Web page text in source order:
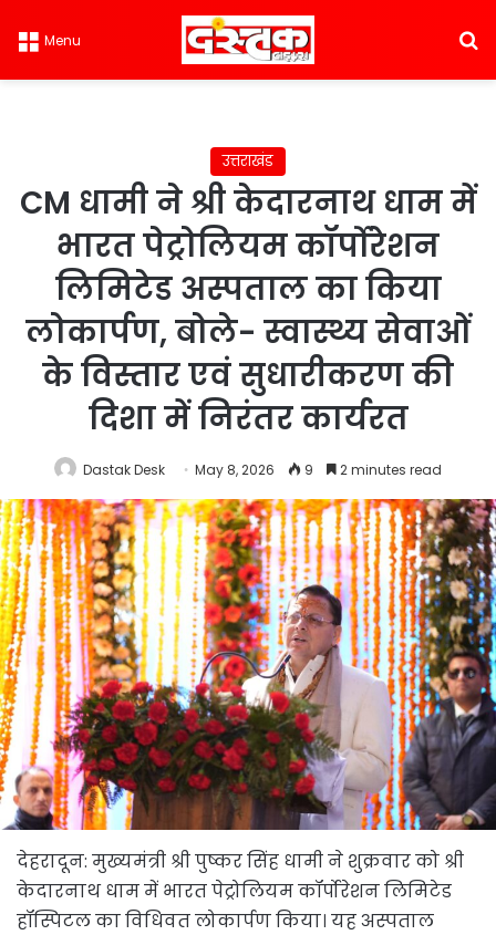
Menu
उत्तराखंड
CM धामी ने श्री केदारनाथ धाम में
भारत पेट्रोलियम कॉर्पोरेशन
लिमिटेड अस्पताल का किया
लोकार्पण, बोले- स्वास्थ्य सेवाओं
के विस्तार एवं सुधारीकरण की
दिशा में निरंतर कार्यरत
Dastak Desk May 8, 2026 9 2 minutes read
देहरादून: मुख्यमंत्री श्री पुष्कर सिंह धामी ने शुक्रवार को श्री
केदारनाथ धाम में भारत पेट्रोलियम कॉर्पोरेशन लिमिटेड
हॉस्पिटल का विधिवत लोकार्पण किया। यह अस्पताल